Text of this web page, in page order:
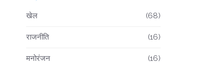
खेल (68)
राजनीति (16)
मनोरंजन (16)